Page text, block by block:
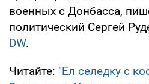
военных с Донбасса,
политический Сергей
DW.
Читайте: "Ел селедку с